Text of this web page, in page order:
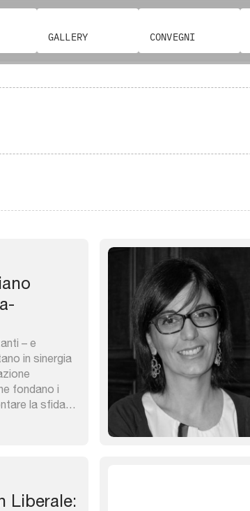
GALLERY CONVEGNI
– e
in sinergia
fondano i
la sfida
città
la città;
Liberale: